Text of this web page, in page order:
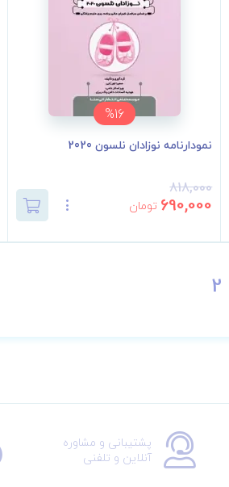
%16
نمودارنامه نوزادان نلسون 2020
818,000
690,000 تومان
2
پشتیبانی و مشاوره
آنلاین و تلفنی